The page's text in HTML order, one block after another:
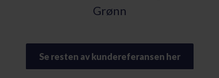
Grønn
Se resten av kundereferansen her